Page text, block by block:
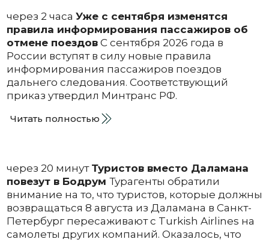
через 2 часа Уже с сентября изменятся
правила информирования пассажиров об
отмене поездовС сентября 2026 года в
России вступят в силу новые правила
информирования пассажиров поездов
дальнего следования. Соответствующий
приказ утвердил Минтранс РФ.
Читать полностью
через 20 минут Туристов вместо Даламана
повезут в Бодрум Турагенты обратили
внимание на то, что туристов, которые должны
возвращаться 8 августа из Даламана в Санкт-
Петербург пересаживают с Turkish Airlines на
самолеты других компаний. Оказалось, что